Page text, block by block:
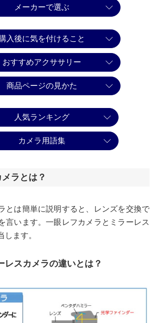
メーカーで選ぶ
入後に気を付けること
おすすめアクササリー
商品ページの見かた
人気ランキング
カメラ用語集
ラとは？
とは簡単に説明すると、レンズを交換で
言います。一眼レフカメラとミラーレス
します。
レスカメラの違いとは？